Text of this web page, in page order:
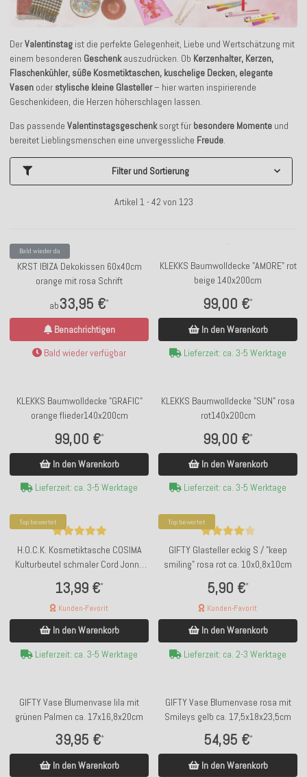
DerValentinstag ist die perfekte Gelegenheit, Liebe und Wertschätzung mit
einem besonderen Geschenkauszudrücken. Ob Kerzenhalter, Kerzen,
Flaschenkühler, süße Kosmetiktaschen, kuschelige Decken, elegante
Vasen oder stylische kleine Glasteller– hier warten inspirierende
Geschenkideen, die Herzen höherschlagen lassen.
Das passende Valentinstagsgeschenksorgt für besondere Momente und
bereitet Lieblingsmenschen eine unvergessliche Freude.
Filter und Sortierung
Artikel 1 - 42 von 123
Bald wieder da
KRST IBIZA Dekokissen 60x40cm
orange mit rosa Schrift
ab33,95 €*
Benachrichtigen
Bald wieder verfügbar
KLEKKS Baumwolldecke "AMORE" rot
beige 140x200cm
99,00 €*
In den Warenkorb
Lieferzeit: ca. 3-5 Werktage
KLEKKS Baumwolldecke "GRAFIC"
orange flieder140x200cm
99,00 €*
In den Warenkorb
Lieferzeit: ca. 3-5 Werktage
KLEKKS Baumwolldecke "SUN" rosa
rot140x200cm
99,00 €*
In den Warenkorb
Lieferzeit: ca. 3-5 Werktage
Top bewertet
H.O.C.K. Kosmetiktasche COSIMA
Kulturbeutel schmaler Cord Jonny
13,99 €*
Kunden-Favorit
In den Warenkorb
Lieferzeit: ca. 3-5 Werktage
Top bewertet
GIFTY Glasteller eckig S / "keep
smiling" rosa rot ca. 10x0,8x10cm
5,90 €*
Kunden-Favorit
In den Warenkorb
Lieferzeit: ca. 2-3 Werktage
GIFTY Vase Blumenvase lila mit
grünen Palmen ca. 17x16,8x20cm
39,95 €*
In den Warenkorb
GIFTY Vase Blumenvase rosa mit
Smileys gelb ca. 17,5x18x23,5cm
54,95 €*
In den Warenkorb